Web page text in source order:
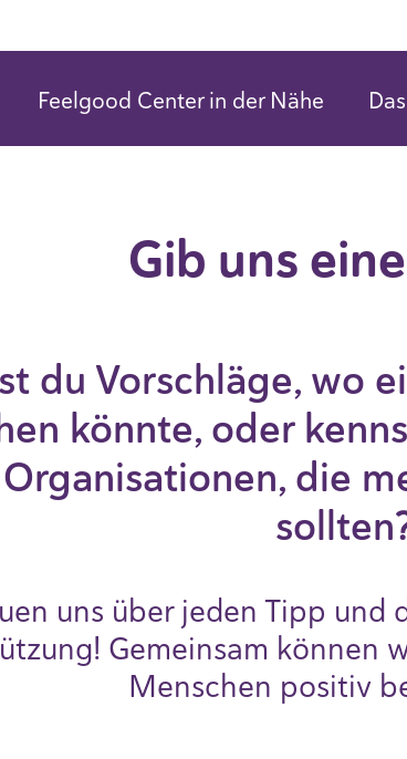
Feelgood Center in der Nähe
Gib uns
du Vorschläge, wo
könnte, oder
die
uns über jeden Tipp und
Gemeinsam können
Menschen positiv